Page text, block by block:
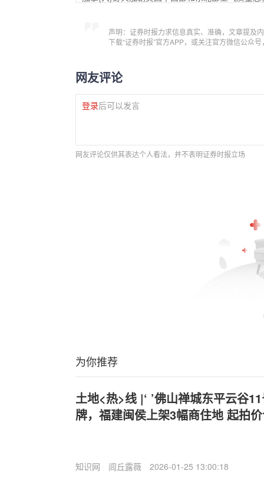
声明：证券时报力求信息真实、准确，文章提及
下载“证券时报”官方APP，或关注官方微信公众
网友评论
登录后可以发言
网友评论仅供其表达个人看法，并不表明证券时报立场
为你推荐
土地<热>线 |‘ ’佛山禅城东平云谷
牌，福建闽侯上架3幅商住地 起拍
知识网 闾丘露薇 2026-01-25 13:00:18